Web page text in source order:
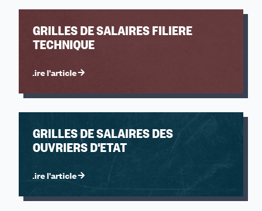
GRILLES DE SALAIRES FILIERE
TECHNIQUE
Lire l'article
GRILLES DE SALAIRES DES
OUVRIERS D'ETAT
Lire l'article